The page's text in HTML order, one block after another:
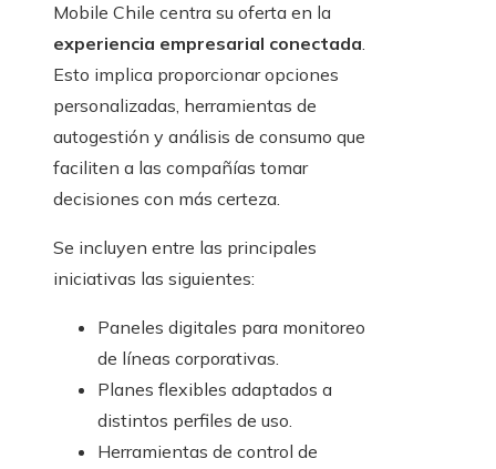
Mobile Chile centra su oferta en la
experiencia empresarial conectada.
Esto implica proporcionar opciones
personalizadas, herramientas de
autogestión y análisis de consumo que
faciliten a las compañías tomar
decisiones con más certeza.
Se incluyen entre las principales
iniciativas las siguientes:
Paneles digitales para monitoreo
de líneas corporativas.
Planes flexibles adaptados a
distintos perfiles de uso.
Herramientas de control de